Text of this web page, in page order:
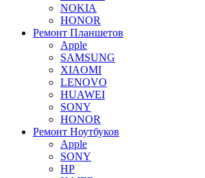
NOKIA
HONOR
Ремонт Планшетов
Apple
SAMSUNG
XIAOMI
LENOVO
HUAWEI
SONY
HONOR
Ремонт Ноутбуков
Apple
SONY
HP